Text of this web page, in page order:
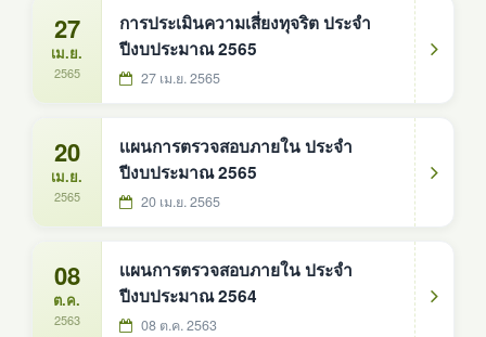
27
เม.ย.
2565
การประเมินความเสี่ยงทุจริต ประจำ
ปีงบประมาณ 2565
27 เม.ย. 2565
20
เม.ย.
2565
เเผนการตรวจสอบภายใน ประจำ
ปีงบประมาณ 2565
20 เม.ย. 2565
08
ต.ค.
2563
เเผนการตรวจสอบภายใน ประจำ
ปีงบประมาณ 2564
08 ต.ค. 2563